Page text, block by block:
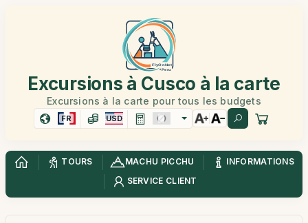
Excursions à Cusco à la carte
Excursions à la carte pour tous les budgets
FR USD
TOURS MACHU PICCHU
INFORMATIONS
SERVICE CLIENT